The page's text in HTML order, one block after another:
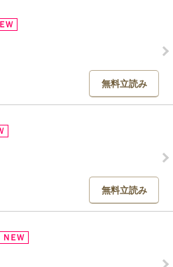
無料立読み
無料立読み